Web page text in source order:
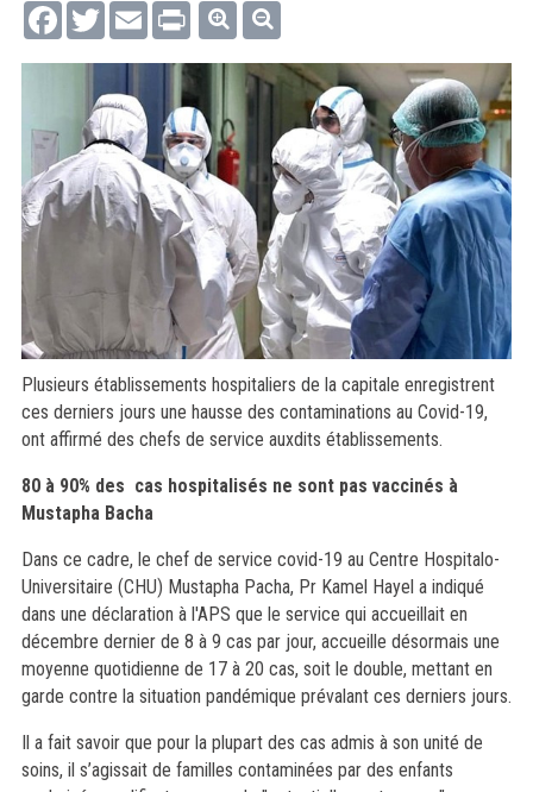
FacebookTwitterEmail Print
Plusieurs établissements hospitaliers de la capitale enregistrent
ces derniers jours une hausse des contaminations au Covid-19,
ont affirmé des chefs de service auxdits établissements.
80 à 90% des cas hospitalisés ne sont pas vaccinés à
Mustapha Bacha
Dans ce cadre, le chef de service covid-19 au Centre Hospitalo-
Universitaire (CHU) Mustapha Pacha, Pr Kamel Hayel a indiqué
dans une déclaration à l'APS que le service qui accueillait en
décembre dernier de 8 à 9 cas par jour, accueille désormais une
moyenne quotidienne de 17 à 20 cas, soit le double, mettant en
garde contre la situation pandémique prévalant ces derniers jours.
Il a fait savoir que pour la plupart des cas admis à son unité de
soins, il s’agissait de familles contaminées par des enfants